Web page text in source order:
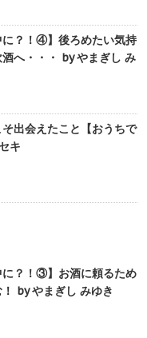
に？！④】後ろめたい気持
へ・・・ by やまぎし み
出会えたこと【おうちで
キ
に？！③】お酒に頼るため
by やまぎし みゆき